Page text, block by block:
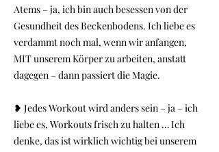
Atems – ja, ich bin auch besessen von der
Gesundheit des Beckenbodens. Ich liebe es
verdammt noch mal, wenn wir anfangen,
MIT unserem Körper zu arbeiten, anstatt
dagegen – dann passiert die Magie.
❥ Jedes Workout wird anders sein – ja – ich
liebe es, Workouts frisch zu halten … Ich
denke, das ist wirklich wichtig bei unserem